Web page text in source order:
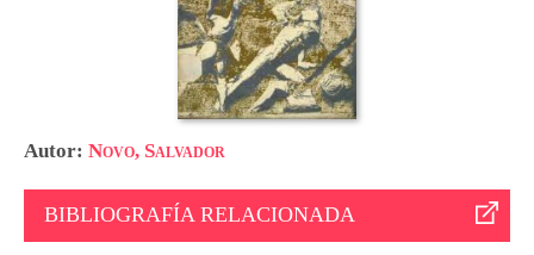
Autor: Novo, Salvador
BIBLIOGRAFÍA RELACIONADA